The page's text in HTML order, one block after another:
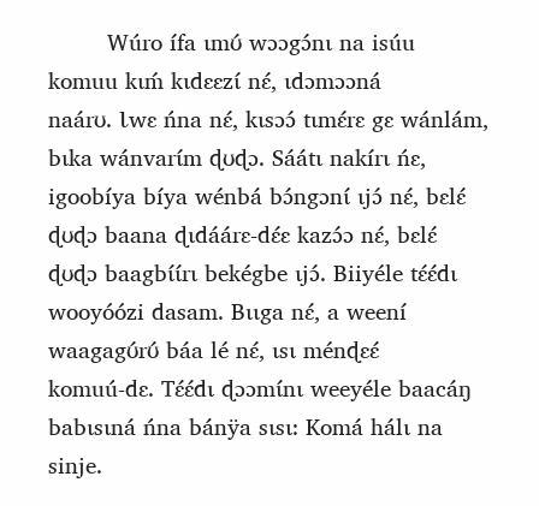
Wúro ífa ɩmʊ́ wɔɔgɔ́nɩ na isúu
komuu kɩḿ kɩdɛɛzɩ́ nɛ́, ɩdɔmɔɔná
naárʊ. Ɩwɛ ńna nɛ́, kɩsɔɔ́ tɩmɛ́rɛ gɛ wánlám,
bɩka wánvarɩ́m ɖʊɖɔ. Sáátɩ nakírɩ ńɛ,
igoobíya bíya wénbá bɔ́ngɔnɩ́ ɩjɔ́ nɛ́, bɛlɛ́
ɖʊɖɔ baana ɖɩdáárɛ‑dɛ́ɛ kazɔ́ɔ nɛ́, bɛlɛ́
ɖʊɖɔ baagbɩ́ɩ́rɩ bekégbe ɩjɔ́. Biiyéle tɛ́ɛ́dɩ
wooyóózi dasam. Bɩɩga nɛ́, a weení
waagagʊ́rʊ́ báa lé nɛ́, ɩsɩ ménɖɛɛ́
komuú‑dɛ. Tɛ́ɛ́dɩ ɖɔɔmɩ́nɩ weeyéle baacáŋ
babɩsɩná ńna bánÿa sɩsɩ: Komá hálɩ na
sinje.